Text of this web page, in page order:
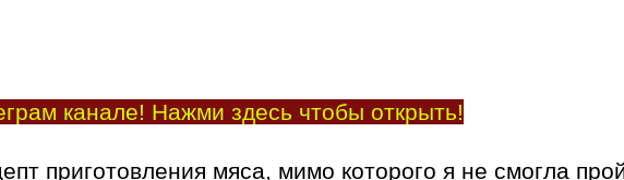
канале! Нажми здесь чтобы открыть!
приготовления мяса, мимо которого я не смогла